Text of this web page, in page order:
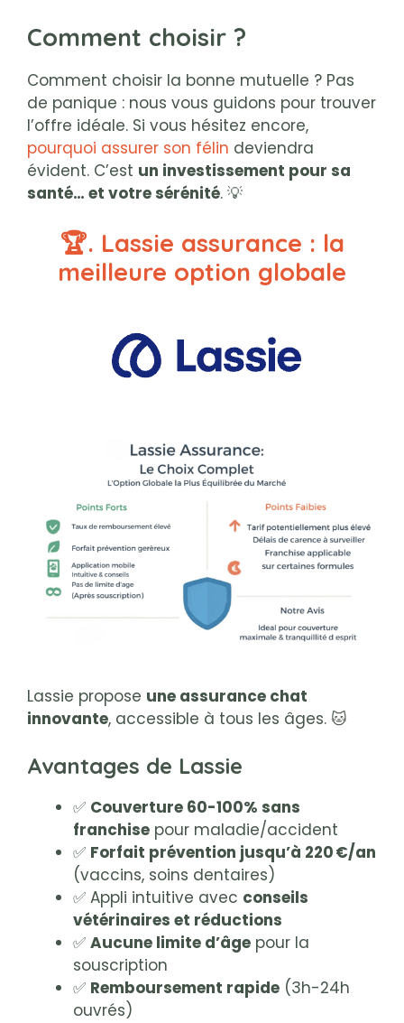
Comment choisir ?
Comment choisir la bonne mutuelle ? Pas
de panique : nous vous guidons pour trouver
l’offre idéale. Si vous hésitez encore,
pourquoi assurer son félin deviendra
évident. C’est un investissement pour sa
santé… et votre sérénité. 💡
🏆. Lassie assurance : la
meilleure option globale
Lassie propose une assurance chat
innovante, accessible à tous les âges. 🐱
Avantages de Lassie
✅ Couverture 60-100% sans
franchise pour maladie/accident
✅ Forfait prévention jusqu’à 220 €/an
(vaccins, soins dentaires)
✅ Appli intuitive avec conseils
vétérinaires et réductions
✅ Aucune limite d’âge pour la
souscription
✅ Remboursement rapide (3h-24h
ouvrés)